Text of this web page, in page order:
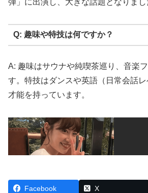
弾」に出演し、大きな話題となりまし
Q: 趣味や特技は何ですか？
A: 趣味はサウナや純喫茶巡り、音楽
す。特技はダンスや英語（日常会話
才能を持っています。
Facebook X